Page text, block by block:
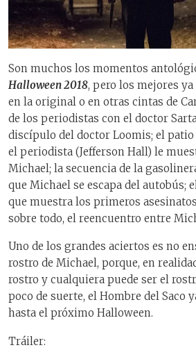
Son muchos los momentos
Halloween 2018, pero los mejores
en la original o en otras cintas de
de los periodistas con el doctor
discípulo del doctor Loomis; el patio
el periodista (Jefferson Hall) le
Michael; la secuencia de la
que Michael se escapa del autobús;
que muestra los primeros
sobre todo, el reencuentro entre
Uno de los grandes aciertos es no
rostro de Michael, porque, en
rostro y cualquiera puede ser el
poco de suerte, el Hombre del Saco
hasta el próximo Halloween.
Tráiler: